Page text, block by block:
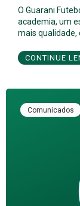
O Guarani
academia, um
mais
CONTINUE
Comunicados